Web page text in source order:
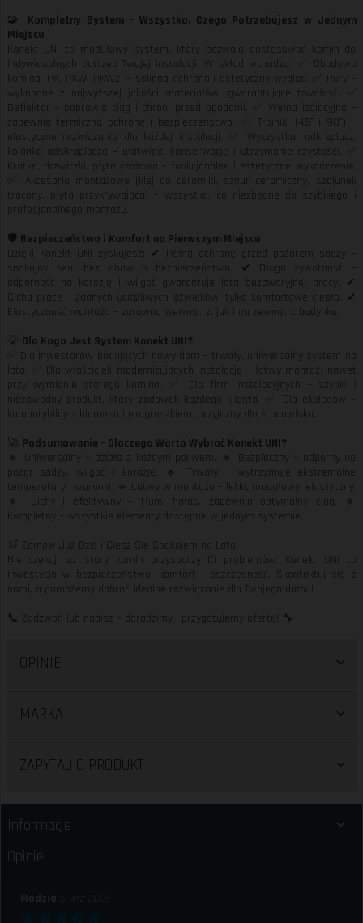
🧩 Kompletny System – Wszystko, Czego Potrzebujesz w Jednym
Miejscu
Konekt UNI to modułowy system, który pozwala dostosować komin do
indywidualnych potrzeb Twojej instalacji. W skład wchodzą: ✅ Obudowa
komina (PK, PKW, PKW2) – solidna ochrona i estetyczny wygląd. ✅ Rury –
wykonane z najwyższej jakości materiałów, gwarantujące trwałość. ✅
Deflektor – poprawia ciąg i chroni przed opadami. ✅ Wełna izolacyjna –
zapewnia termiczną ochronę i bezpieczeństwo. ✅ Trójniki (45° i 90°) –
elastyczne rozwiązania dla każdej instalacji. ✅ Wyczystka, odkraplacz,
kolanko odskraplacza – ułatwiają konserwację i utrzymanie czystości. ✅
Kratka, drzwiczki, płyta czołowa – funkcjonalne i estetyczne wykończenie.
✅ Akcesoria montażowe (klej do ceramiki, sznur ceramiczny, szalunek
tracony, płyta przykrywająca) – wszystko, co niezbędne do szybkiego i
profesjonalnego montażu.
🛡️ Bezpieczeństwo i Komfort na Pierwszym Miejscu
Dzięki Konekt UNI zyskujesz: ✔ Pełną ochronę przed pożarem sadzy –
spokojny sen, bez obaw o bezpieczeństwo. ✔ Długą żywotność –
odporność na korozję i wilgoć gwarantuje lata bezawaryjnej pracy. ✔
Cichą pracę – żadnych uciążliwych dźwięków, tylko komfortowe ciepło. ✔
Elastyczność montażu – zarówno wewnątrz, jak i na zewnątrz budynku.
💡 Dla Kogo Jest System Konekt UNI?
✅ Dla inwestorów budujących nowy dom – trwały, uniwersalny system na
lata. ✅ Dla właścicieli modernizujących instalację – łatwy montaż, nawet
przy wymianie starego komina. ✅ Dla firm instalacyjnych – szybki i
niezawodny produkt, który zadowoli każdego klienta. ✅ Dla ekologów –
kompatybilny z biomasą i ekogroszkiem, przyjazny dla środowiska.
🚀 Podsumowanie – Dlaczego Warto Wybrać Konekt UNI?
🔹 Uniwersalny – działa z każdym paliwem. 🔹 Bezpieczny – odporny na
pożar sadzy, wilgoć i korozję. 🔹 Trwały – wytrzymuje ekstremalne
temperatury i warunki. 🔹 Łatwy w montażu – lekki, modułowy, elastyczny.
🔹 Cichy i efektywny – tłumi hałas, zapewnia optymalny ciąg. 🔹
Kompletny – wszystkie elementy dostępne w jednym systemie.
🛒 Zamów Już Dziś i Ciesz Się Spokojem na Lata!
Nie czekaj, aż stary komin przysporzy Ci problemów. Konekt UNI to
inwestycja w bezpieczeństwo, komfort i oszczędność. Skontaktuj się z
nami, a pomożemy dobrać idealne rozwiązanie dla Twojego domu!
📞 Zadzwoń lub napisz – doradzimy i przygotujemy ofertę! 🔧
OPINIE
MARKA
ZAPYTAJ O PRODUKT
Informacje
Opinie